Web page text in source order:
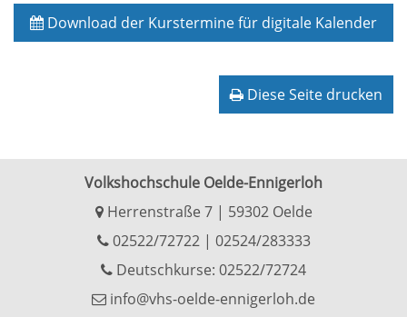
Download der Kurstermine für digitale Kalender
Diese Seite drucken
Volkshochschule Oelde-Ennigerloh
Herrenstraße 7 | 59302 Oelde
02522/72722| 02524/283333
Deutschkurse: 02522/72724
info@vhs-oelde-ennigerloh.de